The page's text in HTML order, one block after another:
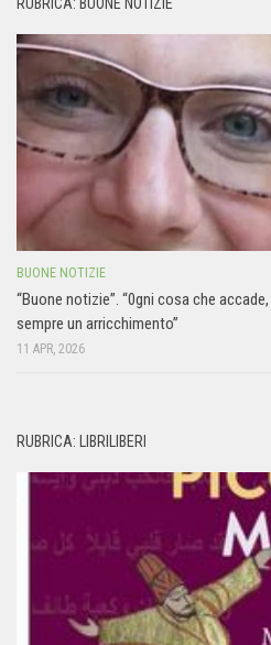
BUONE NOTIZIE
“Buone notizie”. “0gni cosa che
sempre un arricchimento”
11 APR, 2026
RUBRICA: LIBRILIBERI